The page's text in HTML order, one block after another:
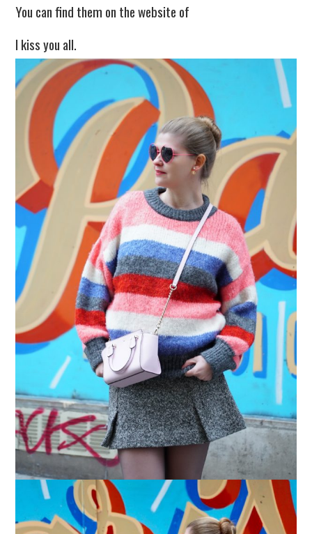
You can find them on the website of
I kiss you all.